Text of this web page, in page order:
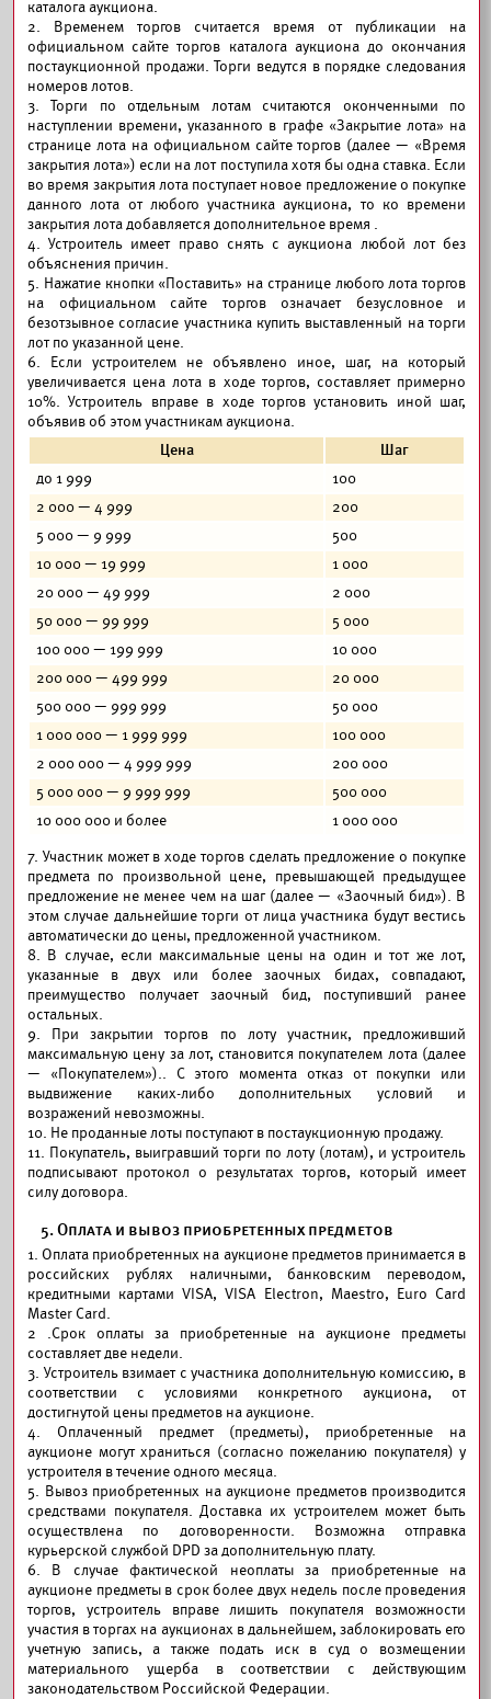
каталога аукциона.
2. Временем торгов считается время от публикации на
официальном сайте торгов каталога аукциона до окончания
постаукционной продажи. Торги ведутся в порядке следования
номеров лотов.
3. Торги по отдельным лотам считаются оконченными по
наступлении времени, указанного в графе «Закрытие лота» на
странице лота на официальном сайте торгов (далее — «Время
закрытия лота») если на лот поступила хотя бы одна ставка. Если
во время закрытия лота поступает новое предложение о покупке
данного лота от любого участника аукциона, то ко времени
закрытия лота добавляется дополнительное время .
4. Устроитель имеет право снять с аукциона любой лот без
объяснения причин.
5. Нажатие кнопки «Поставить» на странице любого лота торгов
на официальном сайте торгов означает безусловное и
безотзывное согласие участника купить выставленный на торги
лот по указанной цене.
6. Если устроителем не объявлено иное, шаг, на который
увеличивается цена лота в ходе торгов, составляет примерно
10%. Устроитель вправе в ходе торгов установить иной шаг,
объявив об этом участникам аукциона.
Цена
Шаг
до 1 999
100
2 000 — 4 999
200
5 000 — 9 999
500
10 000 — 19 999
1 000
20 000 — 49 999
2 000
50 000 — 99 999
5 000
100 000 — 199 999
10 000
200 000 — 499 999
20 000
500 000 — 999 999
50 000
1 000 000 — 1 999 999
100 000
2 000 000 — 4 999 999
200 000
5 000 000 — 9 999 999
500 000
10 000 000 и более
1 000 000
7. Участник может в ходе торгов сделать предложение о покупке
предмета по произвольной цене, превышающей предыдущее
предложение не менее чем на шаг (далее — «Заочный бид»). В
этом случае дальнейшие торги от лица участника будут вестись
автоматически до цены, предложенной участником.
8. В случае, если максимальные цены на один и тот же лот,
указанные в двух или более заочных бидах, совпадают,
преимущество получает заочный бид, поступивший ранее
остальных.
9. При закрытии торгов по лоту участник, предложивший
максимальную цену за лот, становится покупателем лота (далее
— «Покупателем»).. С этого момента отказ от покупки или
выдвижение каких-либо дополнительных условий и
возражений невозможны.
10. Не проданные лоты поступают в постаукционную продажу.
11. Покупатель, выигравший торги по лоту (лотам), и устроитель
подписывают протокол о результатах торгов, который имеет
силу договора.
5. Оплата и вывоз приобретенных предметов
1. Оплата приобретенных на аукционе предметов принимается в
российских рублях наличными, банковским переводом,
кредитными картами VISA, VISA Electron, Maestro, Euro Card
Master Card.
2 .Срок оплаты за приобретенные на аукционе предметы
составляет две недели.
3. Устроитель взимает с участника дополнительную комиссию, в
соответствии с условиями конкретного аукциона, от
достигнутой цены предметов на аукционе.
4. Оплаченный предмет (предметы), приобретенные на
аукционе могут храниться (согласно пожеланию покупателя) у
устроителя в течение одного месяца.
5. Вывоз приобретенных на аукционе предметов производится
средствами покупателя. Доставка их устроителем может быть
осуществлена по договоренности. Возможна отправка
курьерской службой DPD за дополнительную плату.
6. В случае фактической неоплаты за приобретенные на
аукционе предметы в срок более двух недель после проведения
торгов, устроитель вправе лишить покупателя возможности
участия в торгах на аукционах в дальнейшем, заблокировать его
учетную запись, а также подать иск в суд о возмещении
материального ущерба в соответствии с действующим
законодательством Российской Федерации.